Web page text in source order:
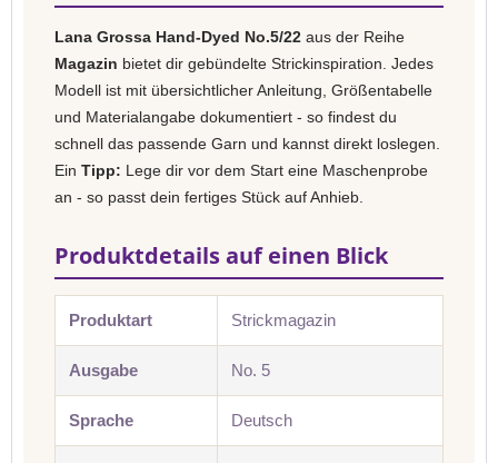
Lana Grossa Hand-Dyed No.5/22 aus der Reihe
Magazin bietet dir gebündelte Strickinspiration. Jedes
Modell ist mit übersichtlicher Anleitung, Größentabelle
und Materialangabe dokumentiert - so findest du
schnell das passende Garn und kannst direkt loslegen.
Ein Tipp: Lege dir vor dem Start eine Maschenprobe
an - so passt dein fertiges Stück auf Anhieb.
Produktdetails auf einen Blick
Produktart Strickmagazin
Ausgabe No. 5
Sprache Deutsch